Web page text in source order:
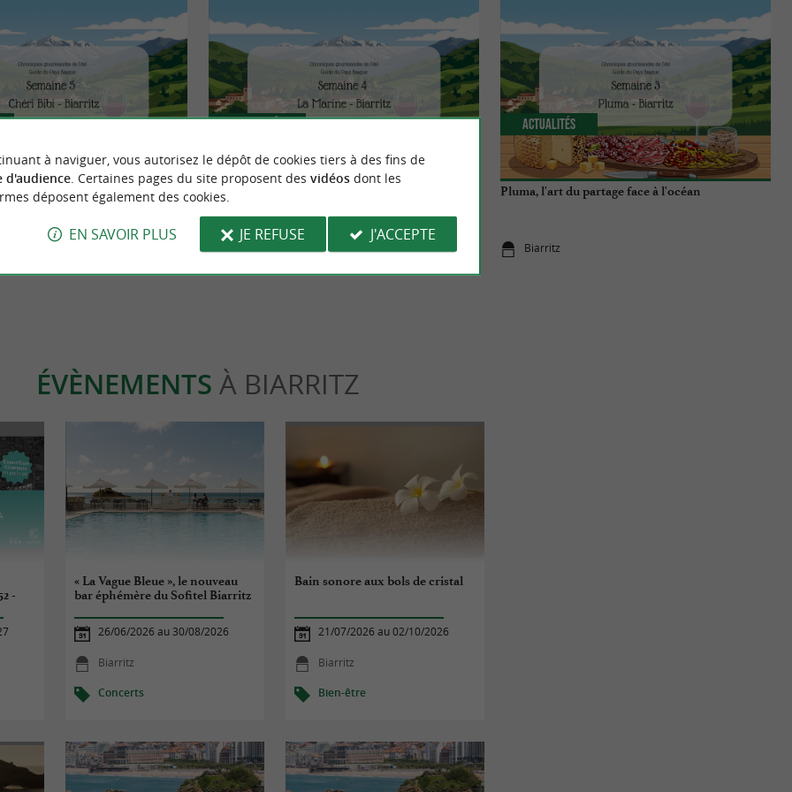
à vins de quartier qu'on
La Marine, votre futur port d'attache
Biarritz
Actualités
Pluma, l'art du partage face à l'océan
Biarritz
Actualités
ÉVÈNEMENTS À BIARRITZ
-
« La Vague Bleue », le nouveau
bar éphémère du Sofitel Biarritz
26/06/2026 au 30/08/2026
Biarritz
Concerts
Bain sonore aux bols de cristal
21/07/2026 au 02/10/2026
Biarritz
Bien-être
à naviguer, vous autorisez le dépôt de cookies tiers à des fins de
d'audience. Certaines pages du site proposent des vidéosdont les
déposent également des cookies.
EN SAVOIR PLUS JE REFUSE J'ACCEPTE